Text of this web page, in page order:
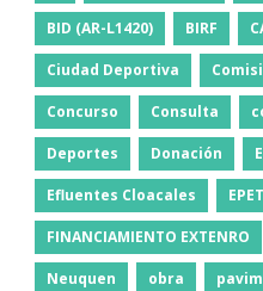
BID (AR-L1420) BIRF
Ciudad Deportiva
Concurso Consulta
Deportes Donación
Efluentes Cloacales EPET
FINANCIAMIENTO EXTENRO
Neuquen obra